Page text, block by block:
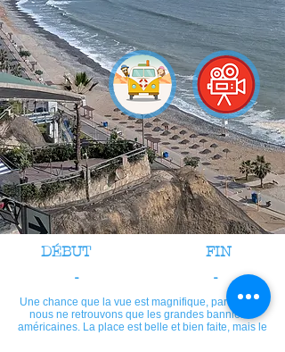
DÉBUT
-
FIN
-
Une chance que la vue est magnifique, parce qu'ici
nous ne retrouvons que les grandes bannières
américaines. La place est belle et bien faite, mais le